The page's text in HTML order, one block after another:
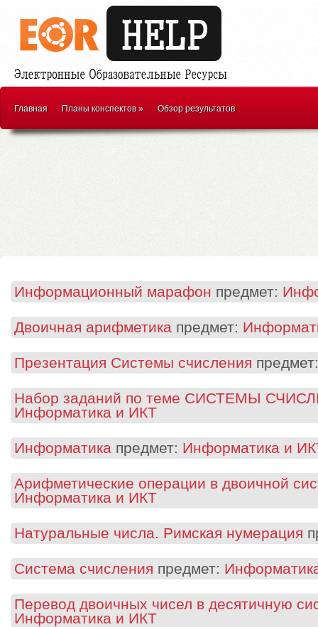
Главная Планы конспектов» Обзор результатов
Информационный марафон предмет:
Двоичная арифметика предмет:
Презентация Системы счисления
Набор заданий по теме СИСТЕМЫ
Информатика и ИКТ
Информатика предмет: Информатика и
Арифметические операции в двоичной
Информатика и ИКТ
Натуральные числа. Римская нумерация
Система счисления предмет:
Перевод двоичных чисел в десятичную
Информатика и ИКТ